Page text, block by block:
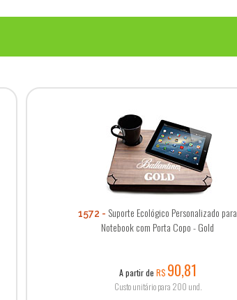
1572
Suporte Ecológico Personalizado para
Notebook com Porta Copo - Gold
A partir de R$ 90,81
Custo unitário para 200 und.